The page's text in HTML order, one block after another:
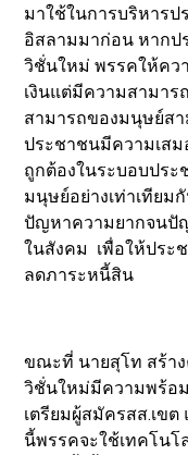
มาใช้ในการบริหารป
อิสลามมาก่อน หากป
วิชั่นใหม่ พรรคให้ค
เงินแต่มีความสามาร
สามารถของมนุษย์ส
ประชาชนมีความเส
ถูกต้องในระบอบปร
มนุษย์อย่างเท่าเทียม
ปัญหาความยากจนปั
ในสังคม เพื่อให้ประ
ลดภาระหนี้สิน
ขณะที่ นายสุโท สร้าง
วิชั่นใหม่มีความพร้อ
เตรียมผู้สมัครสส.เขต
นี้พรรคจะใช้เทคโนโ